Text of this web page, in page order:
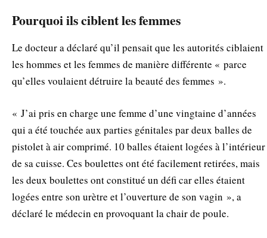
Pourquoi ils ciblent les femmes
Le docteur a déclaré qu’il pensait que les autorités ciblaient
les hommes et les femmes de manière différente « parce
qu’elles voulaient détruire la beauté des femmes ».
« J’ai pris en charge une femme d’une vingtaine d’années
qui a été touchée aux parties génitales par deux balles de
pistolet à air comprimé. 10 balles étaient logées à l’intérieur
de sa cuisse. Ces boulettes ont été facilement retirées, mais
les deux boulettes ont constitué un défi car elles étaient
logées entre son urètre et l’ouverture de son vagin », a
déclaré le médecin en provoquant la chair de poule.